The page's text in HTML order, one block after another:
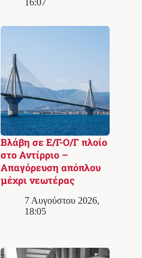
16:07
Βλάβη σε Ε/Γ-Ο/Γ πλοίο
στο Αντίρριο –
Απαγόρευση απόπλου
μέχρι νεωτέρας
7 Αυγούστου 2026,
18:05